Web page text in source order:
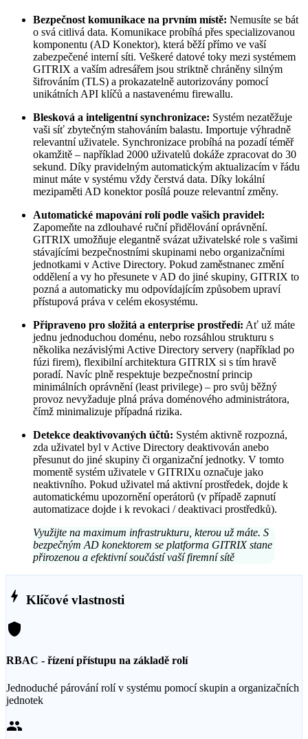
Bezpečnost komunikace na prvním místě: Nemusíte se bát
o svá citlivá data. Komunikace probíhá přes specializovanou
komponentu (AD Konektor), která běží přímo ve vaší
zabezpečené interní síti. Veškeré datové toky mezi systémem
GITRIX a vaším adresářem jsou striktně chráněny silným
šifrováním (TLS) a prokazatelně autorizovány pomocí
unikátních API klíčů a nastavenému firewallu.
Blesková a inteligentní synchronizace: Systém nezatěžuje
vaši síť zbytečným stahováním balastu. Importuje výhradně
relevantní uživatele. Synchronizace probíhá na pozadí téměř
okamžitě – například 2000 uživatelů dokáže zpracovat do 30
sekund. Díky pravidelným automatickým aktualizacím v řádu
minut máte v systému vždy čerstvá data. Díky lokální
mezipaměti AD konektor posílá pouze relevantní změny.
Automatické mapování rolí podle vašich pravidel:
Zapomeňte na zdlouhavé ruční přidělování oprávnění.
GITRIX umožňuje elegantně svázat uživatelské role s vašimi
stávajícími bezpečnostními skupinami nebo organizačními
jednotkami v Active Directory. Pokud zaměstnanec změní
oddělení a vy ho přesunete v AD do jiné skupiny, GITRIX to
pozná a automaticky mu odpovídajícím způsobem upraví
přístupová práva v celém ekosystému.
Připraveno pro složitá a enterprise prostředí: Ať už máte
jednu jednoduchou doménu, nebo rozsáhlou strukturu s
několika nezávislými Active Directory servery (například po
fúzi firem), flexibilní architektura GITRIX si s tím hravě
poradí. Navíc plně respektuje bezpečnostní princip
minimálních oprávnění (least privilege) – pro svůj běžný
provoz nevyžaduje plná práva doménového administrátora,
čímž minimalizuje případná rizika.
Detekce deaktivovaných účtů: Systém aktivně rozpozná,
zda uživatel byl v Active Directory deaktivován anebo
přesunut do jiné skupiny či organizační jednotky. V tomto
momentě systém uživatele v GITRIXu označuje jako
neaktivního. Pokud uživatel má aktivní prostředek, dojde k
automatickému upozornění operátorů (v případě zapnutí
automatizace dojde i k revokaci / deaktivaci prostředků).
Využijte na maximum infrastrukturu, kterou už máte. S
bezpečným AD konektorem se platforma GITRIX stane
přirozenou a efektivní součástí vaší firemní sítě
bolt Klíčové vlastnosti
shield
RBAC - řízení přístupu na základě rolí
Jednoduché párování rolí v systému pomocí skupin a organizačních
jednotek
group